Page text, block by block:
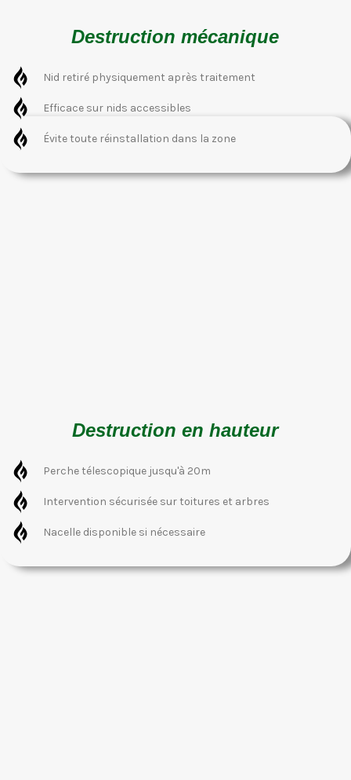
Destruction mécanique
Nid retiré physiquement après traitement
Efficace sur nids accessibles
Évite toute réinstallation dans la zone
Destruction en hauteur
Perche télescopique jusqu'à 20m
Intervention sécurisée sur toitures et arbres
Nacelle disponible si nécessaire